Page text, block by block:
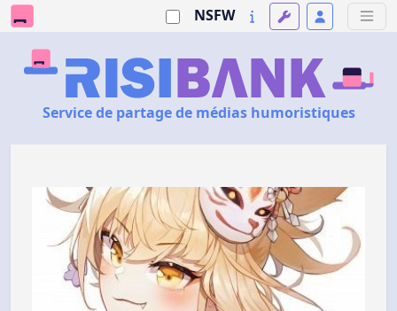
NSFW
Service de partage de médias humoristiques